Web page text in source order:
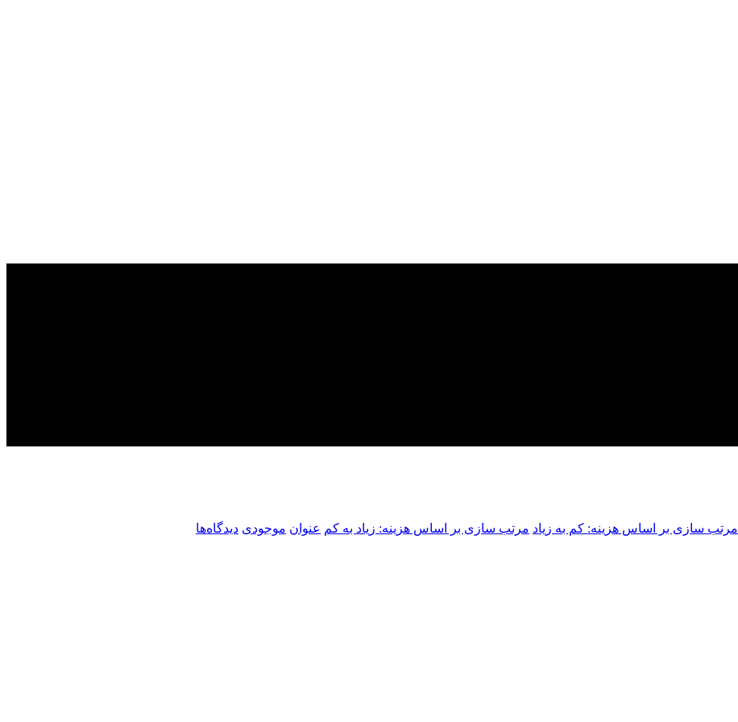
مرتب سازی بر اساس هزینه: کم به زیاد مرتب سازی بر اساس هزینه: زیاد به کم عنوان موجودی دیدگاه‌ها